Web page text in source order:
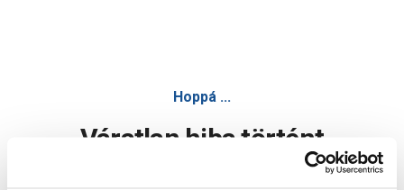
Hoppá ...
Váratlan hiba történt